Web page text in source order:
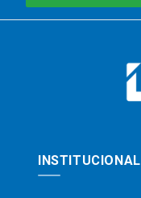
INSTITUCIONAL